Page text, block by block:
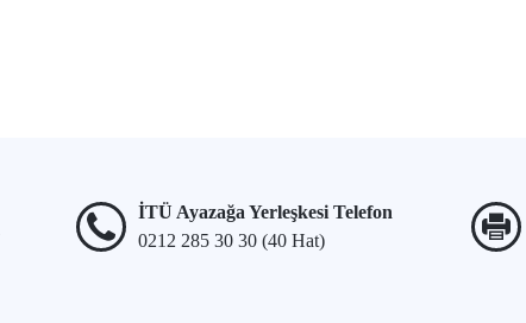
İTÜ Ayazağa Yerleşkesi Telefon
0212 285 30 30 (40 Hat)